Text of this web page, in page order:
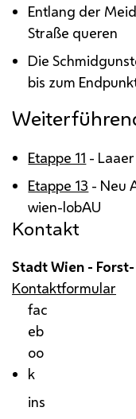
Entlang der
Straße queren
Die
bis zum
Etappe 11 -
Etappe 13 - Neu
wien-lobAU
Kontakt
Stadt Wien -
Kontaktformular
fac
eb
oo
k
ins